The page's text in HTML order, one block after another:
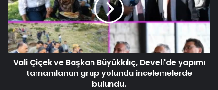
Vali Çiçek ve Başkan Büyükkılıç, Develi'de yapımı
tamamlanan grup yolunda incelemelerde
bulundu.